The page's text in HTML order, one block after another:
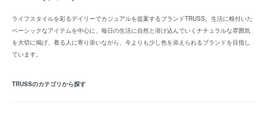
ライフスタイルを彩るデイリーでカジュアルを提案するブランドTRUSS。生活に根付いた
ベーシックなアイテムを中心に、毎日の生活に自然と溶け込んでいくナチュラルな雰囲気
を大切に掲げ、着る人に寄り添いながら、今よりも少し色を添えられるブランドを目指し
ています。
TRUSSのカテゴリから探す